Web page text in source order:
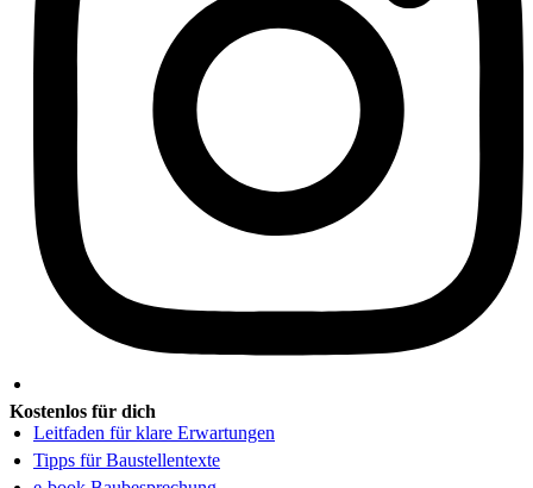
Kostenlos für dich
Leitfaden für klare Erwartungen
Tipps für Baustellentexte